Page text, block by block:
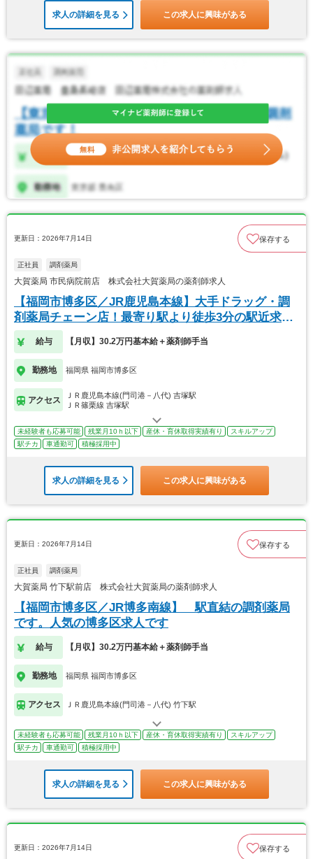
求人の詳細を見る この求人に興味がある
更新日：2026年7月14日 保存する
正社員 調剤薬局
大賀薬局 市民病院前店 株式会社大賀薬局の薬剤師求人
【福岡市博多区／JR鹿児島本線】大手ドラッグ・調
剤薬局チェーン店！最寄り駅より徒歩3分の駅近求人
です
給与 【月収】30.2万円基本給＋薬剤師手当
勤務地 福岡県 福岡市博多区
アクセス
ＪＲ鹿児島本線(門司港－八代) 吉塚駅
ＪＲ篠栗線 吉塚駅
未経験者も応募可能 残業月10ｈ以下 産休・育休取得実績有り
スキルアップ
駅チカ
車通勤可 積極採用中
求人の詳細を見る この求人に興味がある
更新日：2026年7月14日 保存する
正社員 調剤薬局
大賀薬局 竹下駅前店 株式会社大賀薬局の薬剤師求人
【福岡市博多区／JR博多南線】 駅直結の調剤薬局
です。人気の博多区求人です
給与 【月収】30.2万円基本給＋薬剤師手当
勤務地 福岡県 福岡市博多区
アクセス ＪＲ鹿児島本線(門司港－八代) 竹下駅
未経験者も応募可能 残業月10ｈ以下 産休・育休取得実績有り
スキルアップ
駅チカ
車通勤可 積極採用中
求人の詳細を見る この求人に興味がある
更新日：2026年7月14日 保存する